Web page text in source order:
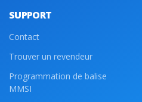
SUPPORT
Contact
Trouver un revendeur
Programmation de balise
MMSI